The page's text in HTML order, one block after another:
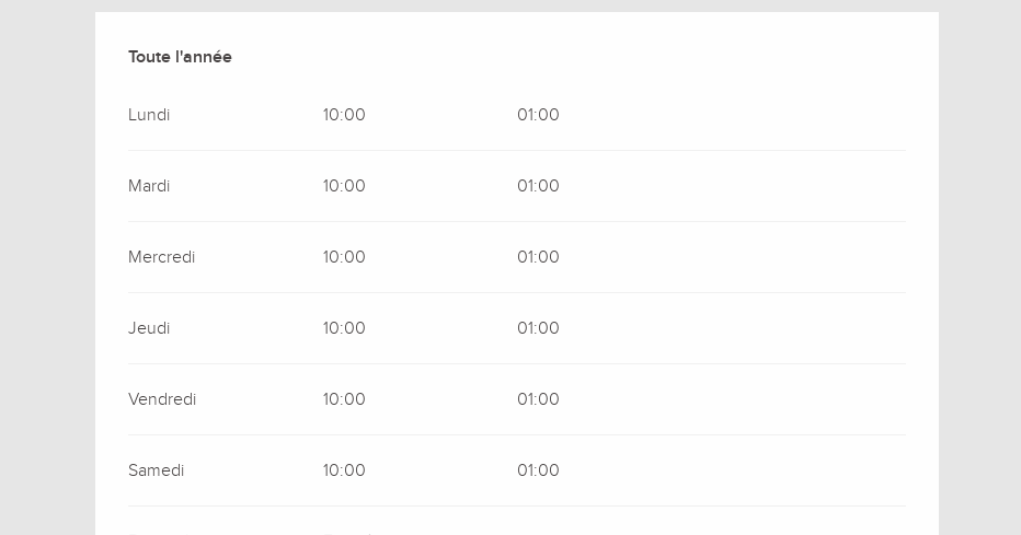
Toute l'année
Toute l'année
Lundi 10:00 01:00
Mardi 10:00 01:00
Mercredi 10:00 01:00
Jeudi 10:00 01:00
Vendredi 10:00 01:00
Samedi 10:00 01:00